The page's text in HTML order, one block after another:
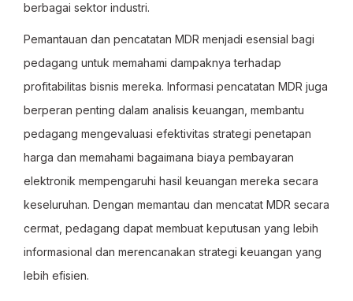
berbagai sektor industri.
Pemantauan dan pencatatan MDR menjadi esensial bagi
pedagang untuk memahami dampaknya terhadap
profitabilitas bisnis mereka. Informasi pencatatan MDR juga
berperan penting dalam analisis keuangan, membantu
pedagang mengevaluasi efektivitas strategi penetapan
harga dan memahami bagaimana biaya pembayaran
elektronik mempengaruhi hasil keuangan mereka secara
keseluruhan. Dengan memantau dan mencatat MDR secara
cermat, pedagang dapat membuat keputusan yang lebih
informasional dan merencanakan strategi keuangan yang
lebih efisien.